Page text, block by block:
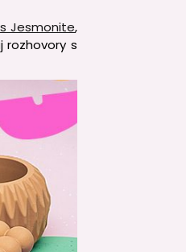
Jesmonite,
rozhovory s